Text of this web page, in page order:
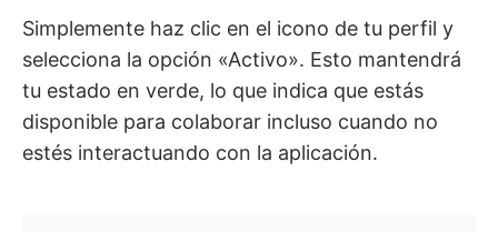
Simplemente haz clic en el icono de tu perfil y
selecciona la opción «Activo». Esto mantendrá
tu estado en verde, lo que indica que estás
disponible para colaborar incluso cuando no
estés interactuando con la aplicación. ​